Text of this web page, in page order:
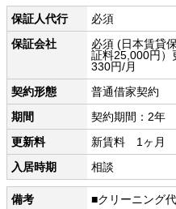
保証人代行
必須
保証会社
必須 (日本賃貸
証料25,000円
330円/月
契約形態
普通借家契約
期間
契約期間：2年
更新料
新賃料 1ヶ月
入居時期
相談
備考
■クリーニング